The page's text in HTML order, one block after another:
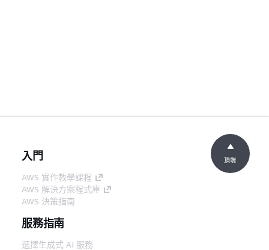
入門
AWS 實作教學課程
AWS 解決方案程式庫
AWS 決策指南
服務指南
選擇生成式 AI 服務
頂端